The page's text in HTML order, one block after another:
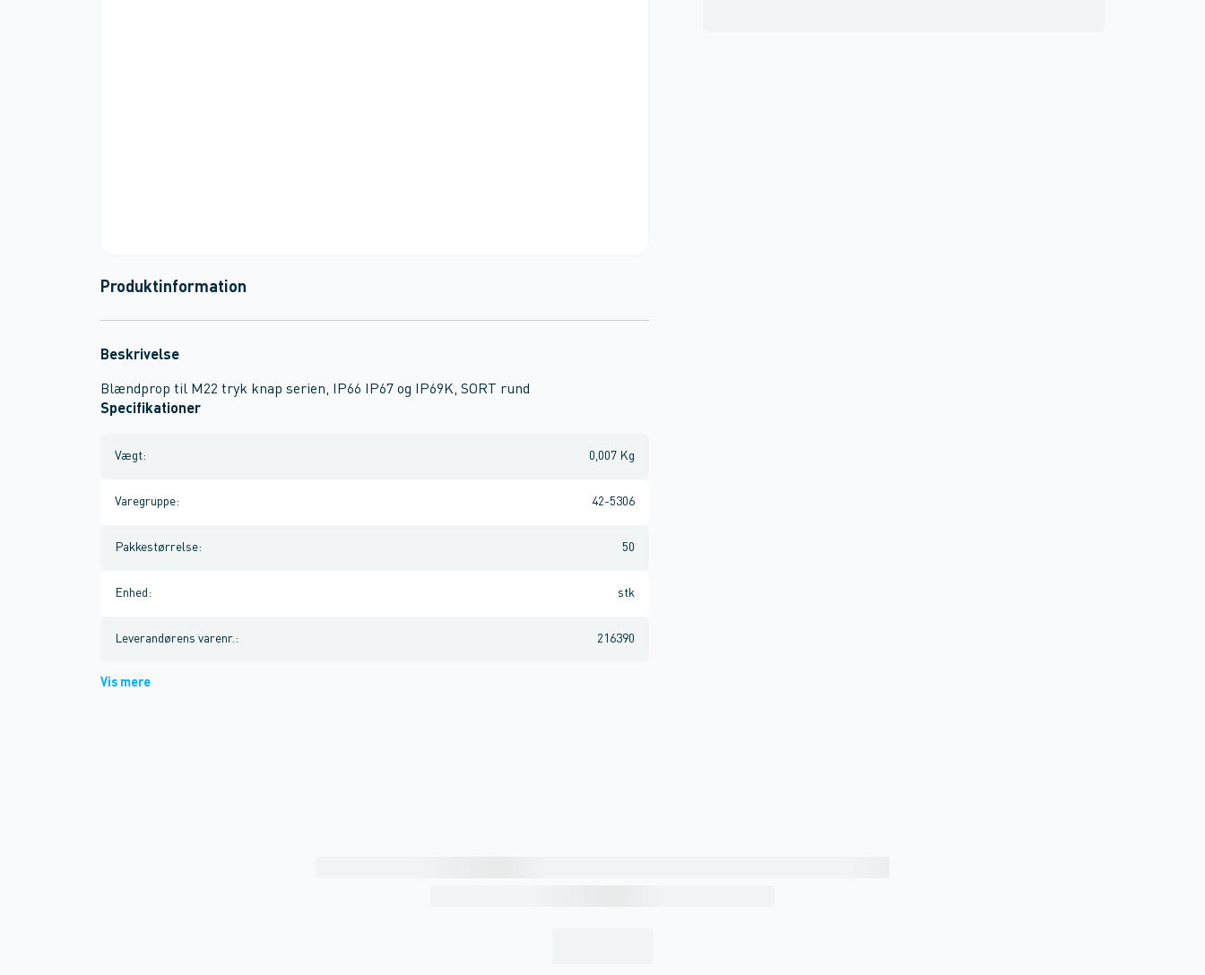
Produktinformation
Beskrivelse
Blændprop til M22 tryk knap serien, IP66 IP67 og IP69K, SORT rund
Specifikationer
Vægt: 0,007 Kg
Varegruppe: 42-5306
Pakkestørrelse: 50
Enhed : stk
Leverandørens varenr. : 216390
Vis mere